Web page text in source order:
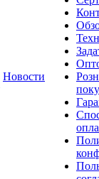
Новости